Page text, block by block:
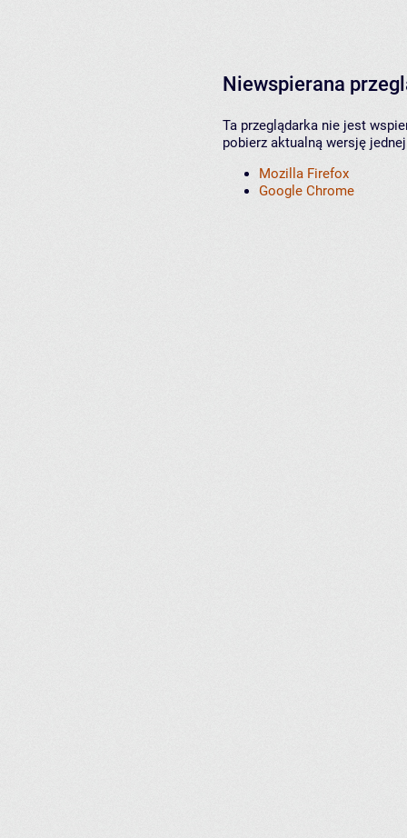
Niewspierana
Ta przeglądarka nie jest
pobierz aktualną wersję
Mozilla Firefox
Google Chrome